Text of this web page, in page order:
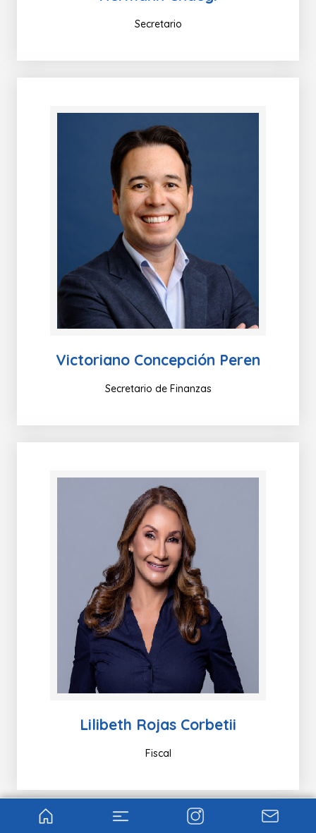
Secretario
Victoriano Concepción Peren
Secretario de Finanzas
Lilibeth Rojas Corbetii
Fiscal